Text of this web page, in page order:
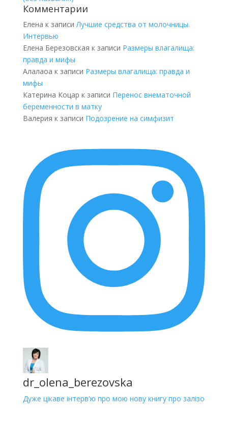
Комментарии
Елена к записи Лучшие средства от молочницы.
Интервью
Елена Березовская к записи Размеры влагалища:
правда и мифы
Алалаоа к записи Размеры влагалища: правда и
мифы
Катерина Коцар к записи Перенос внематочной
беременности в матку
Валерия к записи Подозрение на симфизит
dr_olena_berezovska
Дуже цікаве інтерв'ю про мою нову книгу про залізо